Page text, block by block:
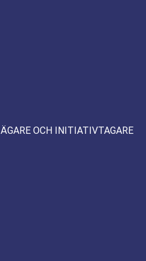
ÄGARE OCH INITIATIVTAGARE